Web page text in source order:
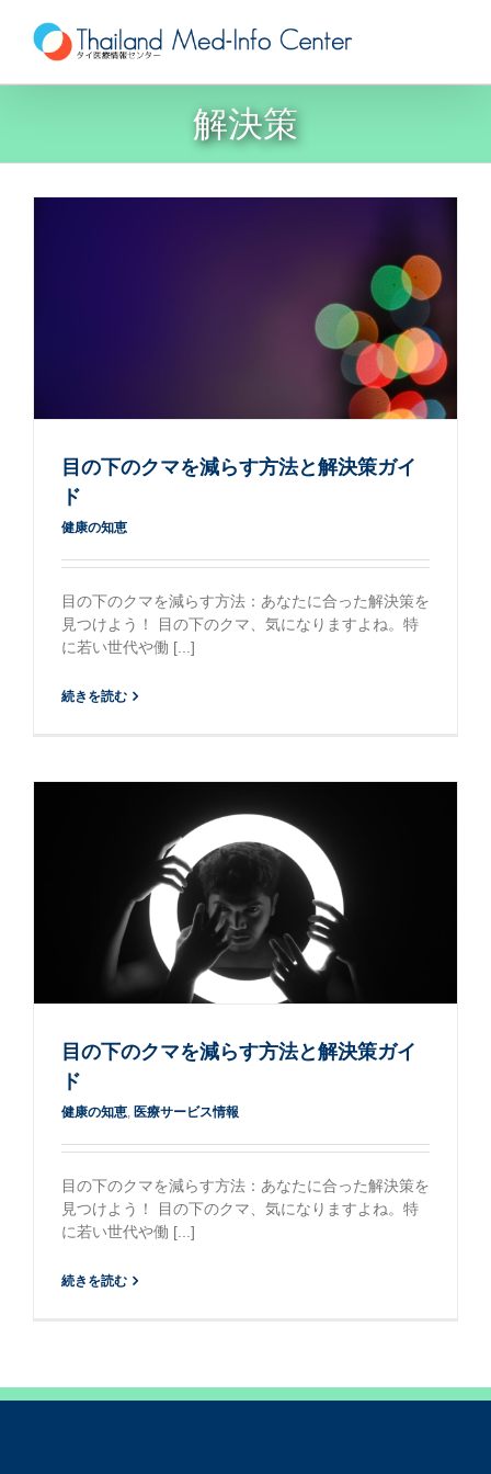
content
解決策
目の下のクマを減らす方法と解決策ガイ
ド
健康の知恵
目の下のクマを減らす方法：あなたに合った解決策を
見つけよう！ 目の下のクマ、気になりますよね。特
に若い世代や働 [...]
続きを読む
目の下のクマを減らす方法と解決策ガイ
ド
健康の知恵 医療サービス情報
目の下のクマを減らす方法：あなたに合った解決策を
見つけよう！ 目の下のクマ、気になりますよね。特
に若い世代や働 [...]
続きを読む